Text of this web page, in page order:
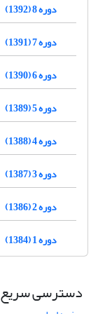
دوره 8 (1392)
دوره 7 (1391)
دوره 6 (1390)
دوره 5 (1389)
دوره 4 (1388)
دوره 3 (1387)
دوره 2 (1386)
دوره 1 (1384)
دسترسی سریع